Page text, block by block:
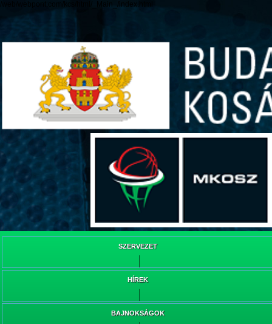
/web/webpont.com/kcs/html/_Main_/index.html
SZERVEZET
HÍREK
BAJNOKSÁGOK